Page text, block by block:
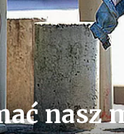
nasz